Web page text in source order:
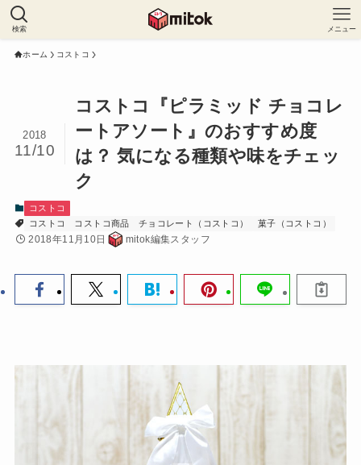
検索 メニュー
ホーム コストコ
コストコ『ピラミッド チョコレ
ートアソート』のおすすめ度
は？ 気になる種類や味をチェッ
ク
2018
11/10
コストコ
コストコ
コストコ商品 チョコレート（コストコ） 菓子（コストコ）
2018年11月10日 mitok編集スタッフ